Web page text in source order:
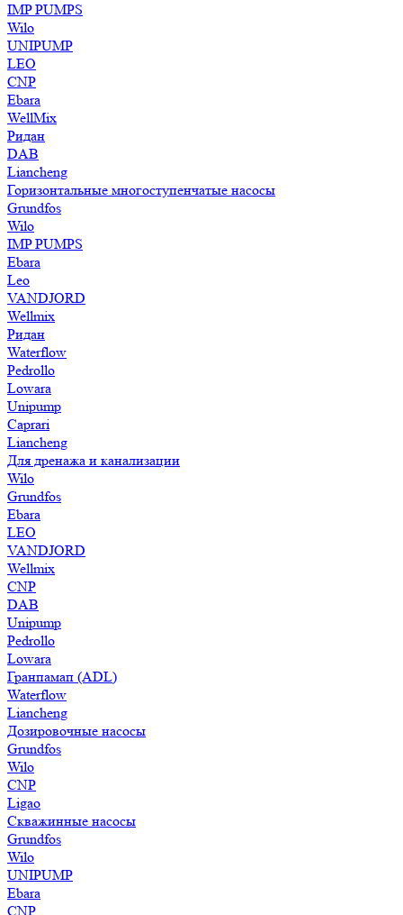
IMP PUMPS
Wilo
UNIPUMP
LEO
CNP
Ebara
WellMix
Ридан
DAB
Liancheng
Горизонтальные многоступенчатые насосы
Grundfos
Wilo
IMP PUMPS
Ebara
Leo
VANDJORD
Wellmix
Ридан
Waterflow
Pedrollo
Lowara
Unipump
Caprari
Liancheng
Для дренажа и канализации
Wilo
Grundfos
Ebara
LEO
VANDJORD
Wellmix
CNP
DAB
Unipump
Pedrollo
Lowara
Гранпамап (ADL)
Waterflow
Liancheng
Дозировочные насосы
Grundfos
Wilo
CNP
Ligao
Скважинные насосы
Grundfos
Wilo
UNIPUMP
Ebara
CNP